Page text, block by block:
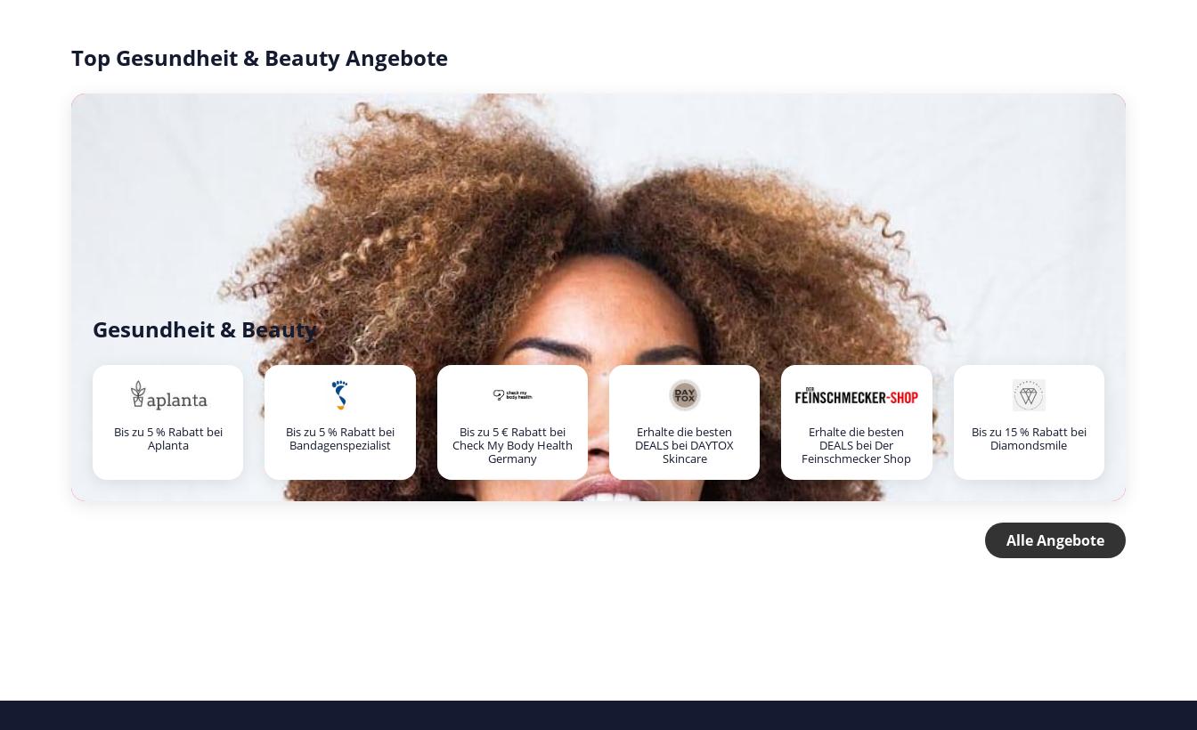
Top Gesundheit & Beauty Angebote
Gesundheit & Beauty
Bis zu 5 % Rabatt bei
Aplanta
Bis zu 5 % Rabatt bei
Bandagenspezialist
Bis zu 5 € Rabatt bei
Check My Body Health
Germany
Erhalte die besten
DEALS bei DAYTOX
Skincare
Erhalte die besten
DEALS bei Der
Feinschmecker Shop
Bis zu 15 % Rabatt bei
Diamondsmile
Alle Angebote